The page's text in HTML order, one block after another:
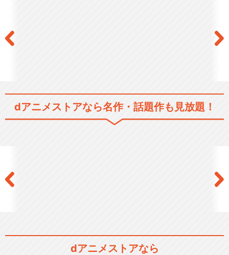
dアニメストアなら名作・話題作も見放題！
dアニメストアなら